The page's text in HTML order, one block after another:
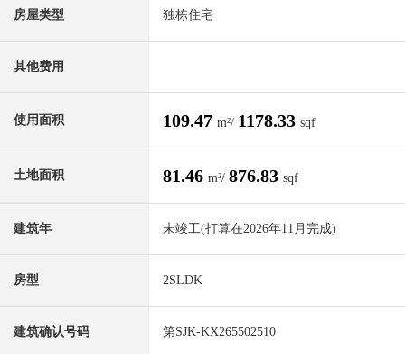
房屋类型 独栋住宅
其他费用
使用面积 109.47 m²/ 1178.33 sqf
土地面积 81.46 m²/ 876.83 sqf
建筑年 未竣工(打算在2026年11月完成)
房型 2SLDK
建筑确认号码 第SJK-KX265502510